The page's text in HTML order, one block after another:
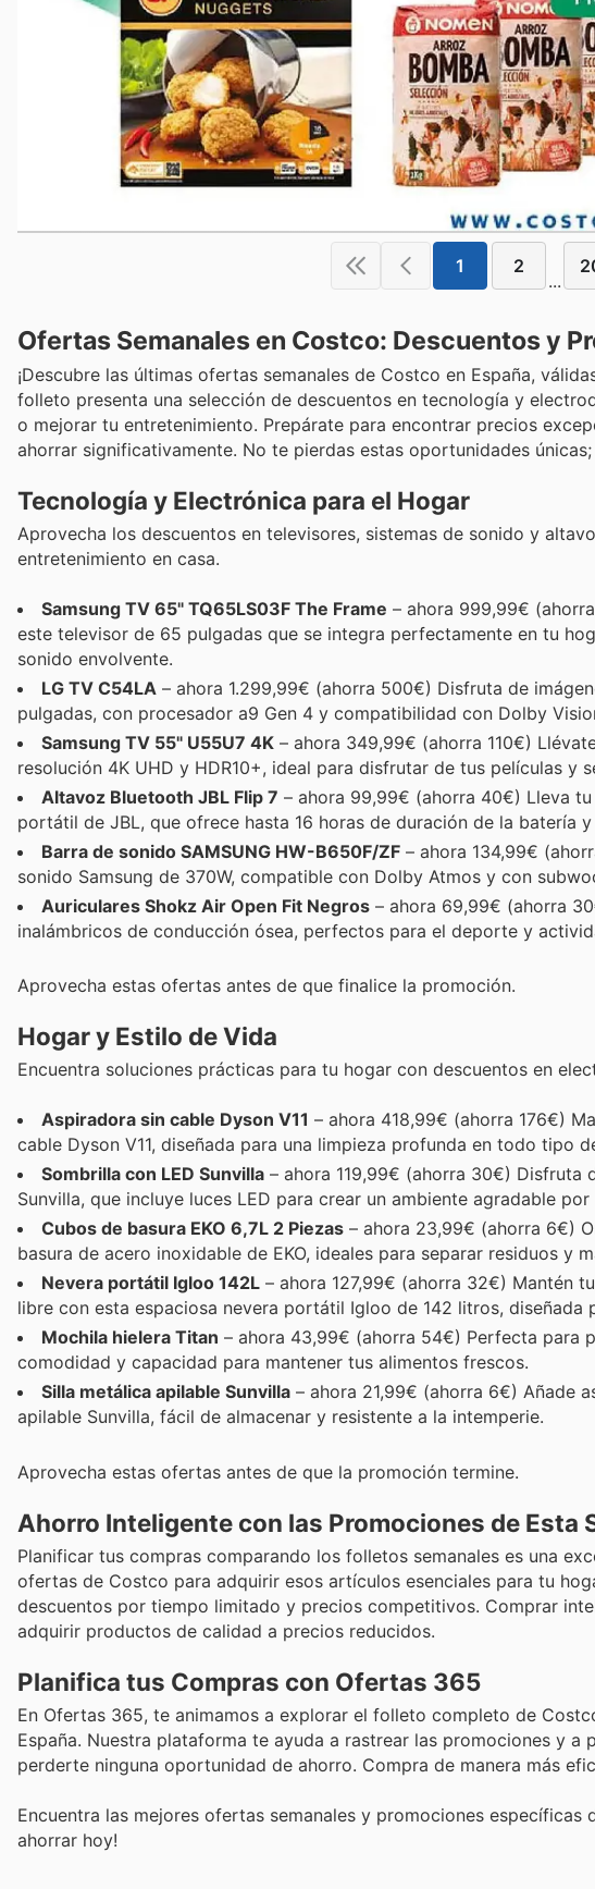
1 2
...
Ofertas Semanales en Costco: Descuentos y
¡Descubre las últimas ofertas semanales de Costco en España,
folleto presenta una selección de descuentos en tecnología y
o mejorar tu entretenimiento. Prepárate para encontrar precios
ahorrar significativamente. No te pierdas estas oportunidades
Tecnología y Electrónica para el Hogar
Aprovecha los descuentos en televisores, sistemas de sonido y
entretenimiento en casa.
Samsung TV 65" TQ65LS03F The Frame – ahora 999,99€
este televisor de 65 pulgadas que se integra perfectamente en tu
sonido envolvente.
LG TV C54LA – ahora 1.299,99€ (ahorra 500€) Disfruta de
pulgadas, con procesador a9 Gen 4 y compatibilidad con Dolby
Samsung TV 55" U55U7 4K – ahora 349,99€ (ahorra 110€)
resolución 4K UHD y HDR10+, ideal para disfrutar de tus películas
Altavoz Bluetooth JBL Flip 7 – ahora 99,99€ (ahorra 40€) Lleva
portátil de JBL, que ofrece hasta 16 horas de duración de la batería
Barra de sonido SAMSUNG HW-B650F/ZF – ahora 134,99€
sonido Samsung de 370W, compatible con Dolby Atmos y con
Auriculares Shokz Air Open Fit Negros – ahora 69,99€ (ahorra
inalámbricos de conducción ósea, perfectos para el deporte y
Aprovecha estas ofertas antes de que finalice la promoción.
Hogar y Estilo de Vida
Encuentra soluciones prácticas para tu hogar con descuentos en
Aspiradora sin cable Dyson V11 – ahora 418,99€ (ahorra 176€)
cable Dyson V11, diseñada para una limpieza profunda en todo tipo
Sombrilla con LED Sunvilla – ahora 119,99€ (ahorra 30€)
Sunvilla, que incluye luces LED para crear un ambiente agradable
Cubos de basura EKO 6,7L 2 Piezas – ahora 23,99€ (ahorra 6€)
basura de acero inoxidable de EKO, ideales para separar residuos y
Nevera portátil Igloo 142L – ahora 127,99€ (ahorra 32€) Mantén
libre con esta espaciosa nevera portátil Igloo de 142 litros, diseñada
Mochila hielera Titan – ahora 43,99€ (ahorra 54€) Perfecta para
comodidad y capacidad para mantener tus alimentos frescos.
Silla metálica apilable Sunvilla – ahora 21,99€ (ahorra 6€) Añade
apilable Sunvilla, fácil de almacenar y resistente a la intemperie.
Aprovecha estas ofertas antes de que la promoción termine.
Ahorro Inteligente con las Promociones de Esta
Planificar tus compras comparando los folletos semanales es una
ofertas de Costco para adquirir esos artículos esenciales para tu
descuentos por tiempo limitado y precios competitivos. Comprar
adquirir productos de calidad a precios reducidos.
Planifica tus Compras con Ofertas 365
En Ofertas 365, te animamos a explorar el folleto completo de
España. Nuestra plataforma te ayuda a rastrear las promociones y
perderte ninguna oportunidad de ahorro. Compra de manera más
Encuentra las mejores ofertas semanales y promociones
ahorrar hoy!